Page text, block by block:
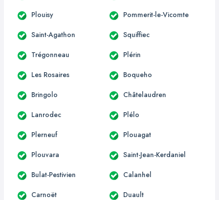
Plouisy Pommerit-le-Vicomte
Saint-Agathon Squiffiec
Trégonneau Plérin
Les Rosaires Boqueho
Bringolo Châtelaudren
Lanrodec Plélo
Plerneuf Plouagat
Plouvara Saint-Jean-Kerdaniel
Bulat-Pestivien Calanhel
Carnoët Duault